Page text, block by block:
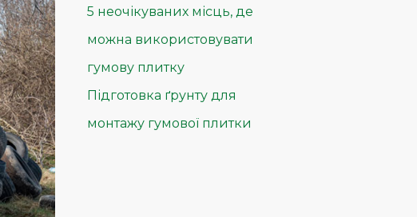
5 неочікуваних місць, де
можна використовувати
гумову плитку
Підготовка ґрунту для
монтажу гумової плитки